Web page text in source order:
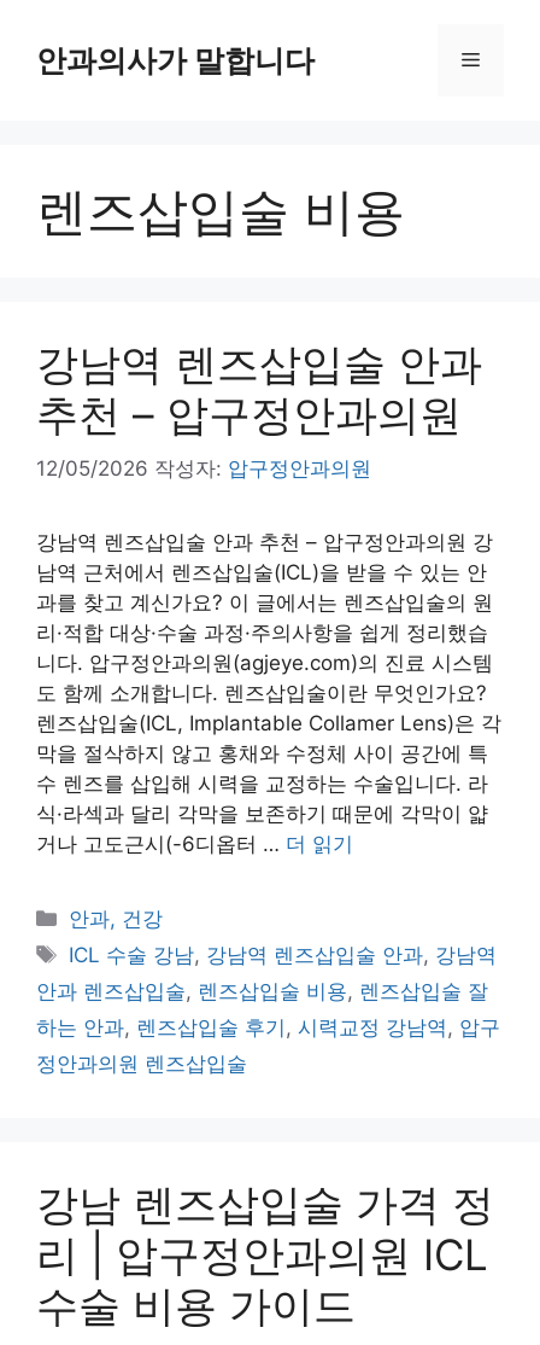
안과의사가 말합니다 메
렌즈삽입술 비용
강남역 렌즈삽입술 안과
추천 – 압구정안과의원
12/05/2026 작성자: 압구정안과의원
강남역 렌즈삽입술 안과 추천 – 압구정안과의원 강
남역 근처에서 렌즈삽입술(ICL)을 받을 수 있는 안
과를 찾고 계신가요? 이 글에서는 렌즈삽입술의 원
리·적합 대상·수술 과정·주의사항을 쉽게 정리했습
니다. 압구정안과의원(agjeye.com)의 진료 시스템
도 함께 소개합니다. 렌즈삽입술이란 무엇인가요?
렌즈삽입술(ICL, Implantable Collamer Lens)은 각
막을 절삭하지 않고 홍채와 수정체 사이 공간에 특
수 렌즈를 삽입해 시력을 교정하는 수술입니다. 라
식·라섹과 달리 각막을 보존하기 때문에 각막이 얇
거나 고도근시(-6디옵터 … 더 읽기
카
테
리
안과, 건강
태
그
ICL 수술 강남, 강남역 렌즈삽입술 안과, 강남역
안과 렌즈삽입술, 렌즈삽입술 비용, 렌즈삽입술 잘
하는 안과, 렌즈삽입술 후기 , 시력교정 강남역 , 압구
정안과의원 렌즈삽입술
강남 렌즈삽입술 가격 정
리 | 압구정안과의원 ICL
수술 비용 가이드